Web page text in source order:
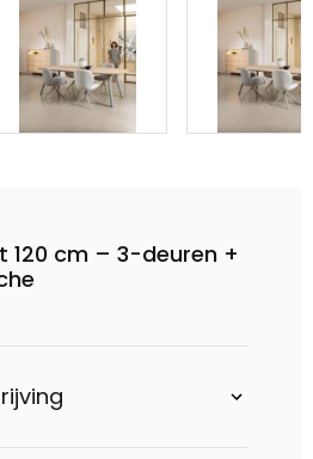
120 cm – 3-deuren +